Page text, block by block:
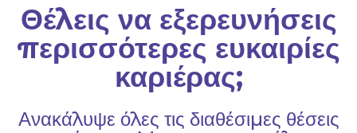
Θέλεις να εξερευνήσεις
περισσότερες ευκαιρίες
καριέρας;
Ανακάλυψε όλες τις διαθέσιμες θέσεις